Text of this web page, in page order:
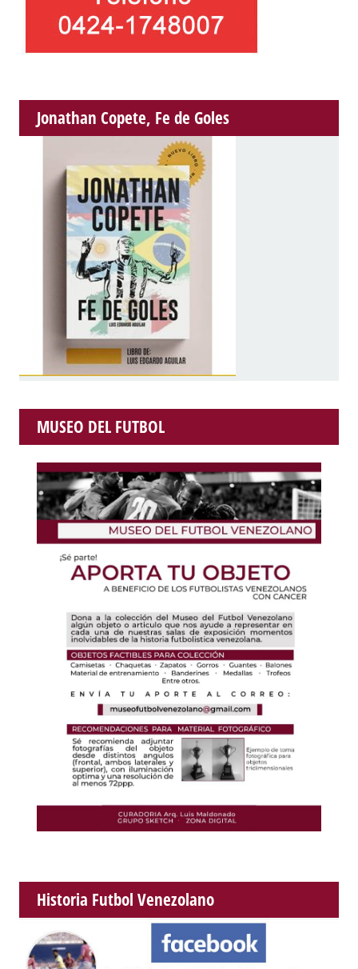
Jonathan Copete, Fe de Goles
MUSEO DEL FUTBOL
Historia Futbol Venezolano